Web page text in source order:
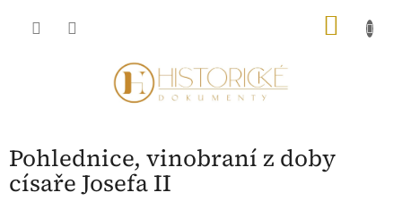
Pohlednice, vinobraní z doby
císaře Josefa II